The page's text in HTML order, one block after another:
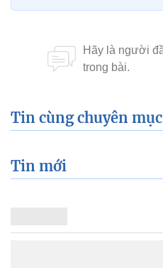
Tin cùng chuyên mục
Tin mới